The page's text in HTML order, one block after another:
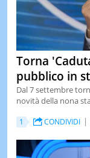
Torna
pubblico in
Dal 7 settembre
novità della nona
1 CONDIVIDI